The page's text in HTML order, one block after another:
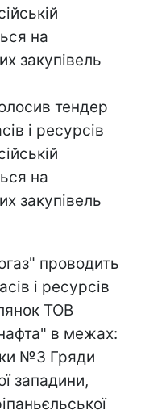
на
закупівель
тендер
і ресурсів
на
закупівель
проводить
і ресурсів
ТОВ
в межах:
№3 Гряди
западини,